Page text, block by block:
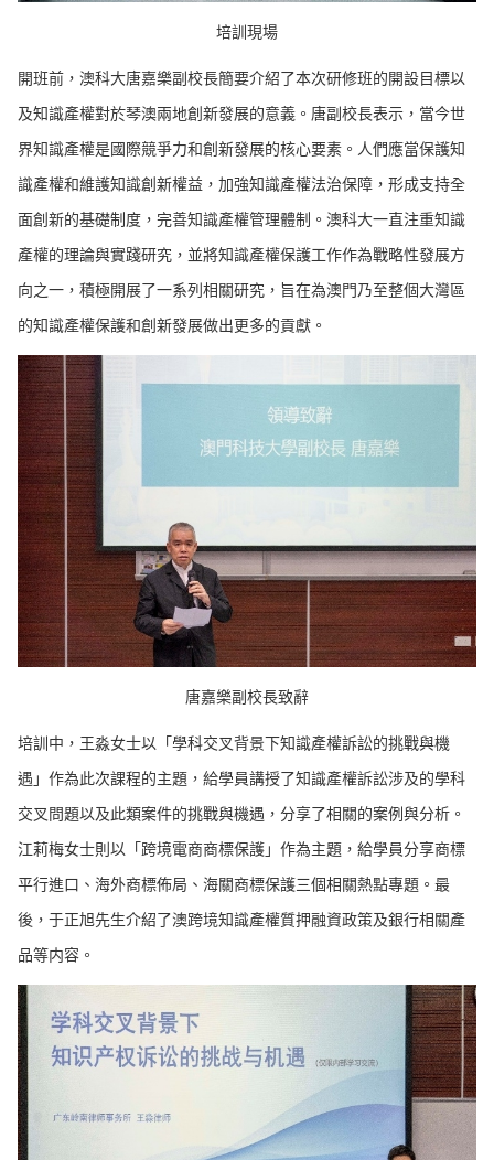
培訓現場
開班前，澳科大唐嘉樂副校長簡要介紹了本次研修班的開設目標以
及知識產權對於琴澳兩地創新發展的意義。唐副校長表示，當今世
界知識產權是國際競爭力和創新發展的核心要素。人們應當保護知
識產權和維護知識創新權益，加強知識產權法治保障，形成支持全
面創新的基礎制度，完善知識產權管理體制。澳科大一直注重知識
產權的理論與實踐研究，並將知識產權保護工作作為戰略性發展方
向之一，積極開展了一系列相關研究，旨在為澳門乃至整個大灣區
的知識產權保護和創新發展做出更多的貢獻。
唐嘉樂副校長致辭
培訓中，王淼女士以「學科交叉背景下知識產權訴訟的挑戰與機
遇」作為此次課程的主題，給學員講授了知識產權訴訟涉及的學科
交叉問題以及此類案件的挑戰與機遇，分享了相關的案例與分析。
江莉梅女士則以「跨境電商商標保護」作為主題，給學員分享商標
平行進口、海外商標佈局、海關商標保護三個相關熱點專題。最
後，于正旭先生介紹了澳跨境知識產權質押融資政策及銀行相關產
品等内容。